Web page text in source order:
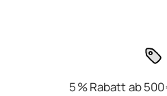
5 % Rabatt ab